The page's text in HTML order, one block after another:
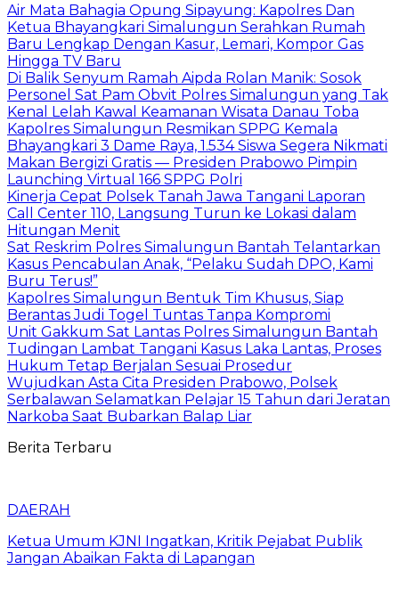
Air Mata Bahagia Opung Sipayung: Kapolres Dan
Ketua Bhayangkari Simalungun Serahkan Rumah
Baru Lengkap Dengan Kasur, Lemari, Kompor Gas
Hingga TV Baru
Di Balik Senyum Ramah Aipda Rolan Manik: Sosok
Personel Sat Pam Obvit Polres Simalungun yang Tak
Kenal Lelah Kawal Keamanan Wisata Danau Toba
Kapolres Simalungun Resmikan SPPG Kemala
Bhayangkari 3 Dame Raya, 1.534 Siswa Segera Nikmati
Makan Bergizi Gratis — Presiden Prabowo Pimpin
Launching Virtual 166 SPPG Polri
Kinerja Cepat Polsek Tanah Jawa Tangani Laporan
Call Center 110, Langsung Turun ke Lokasi dalam
Hitungan Menit
Sat Reskrim Polres Simalungun Bantah Telantarkan
Kasus Pencabulan Anak, “Pelaku Sudah DPO, Kami
Buru Terus!”
Kapolres Simalungun Bentuk Tim Khusus, Siap
Berantas Judi Togel Tuntas Tanpa Kompromi
Unit Gakkum Sat Lantas Polres Simalungun Bantah
Tudingan Lambat Tangani Kasus Laka Lantas, Proses
Hukum Tetap Berjalan Sesuai Prosedur
Wujudkan Asta Cita Presiden Prabowo, Polsek
Serbalawan Selamatkan Pelajar 15 Tahun dari Jeratan
Narkoba Saat Bubarkan Balap Liar
Berita Terbaru
DAERAH
Ketua Umum KJNI Ingatkan, Kritik Pejabat Publik
Jangan Abaikan Fakta di Lapangan